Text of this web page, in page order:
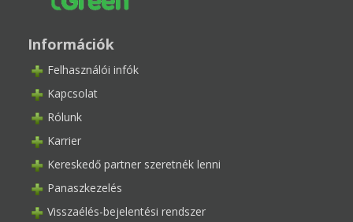
Információk
Felhasználói infók
Kapcsolat
Rólunk
Karrier
Kereskedő partner szeretnék lenni
Panaszkezelés
Visszaélés-bejelentési rendszer